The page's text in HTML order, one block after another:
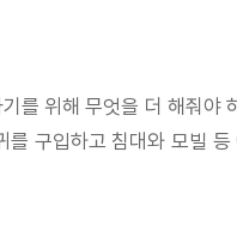
를 위해 무엇을 더 해줘
구입하고 침대와 모빌